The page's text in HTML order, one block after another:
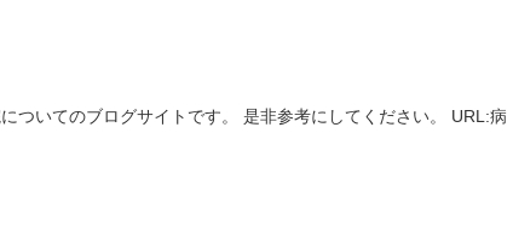
ついてのブログサイトです。 是非参考にしてください。 URL:病